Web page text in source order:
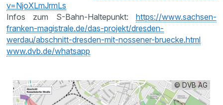
v=NjoXLmJrmLs
Infos zum S-Bahn-Haltepunkt: https://www.sachsen-
franken-magistrale.de/das-projekt/dresden-
werdau/abschnitt-dresden-mit-nossener-bruecke.html
www.dvb.de/whatsapp
© DVB AG